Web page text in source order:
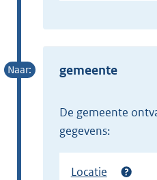
gemeente
de gemeente ontvangt de volgende
gegevens:
Locatie